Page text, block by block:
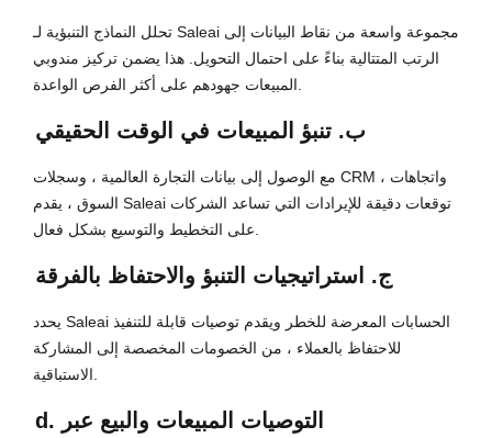
تحلل النماذج التنبؤية لـ Saleai مجموعة واسعة من نقاط البيانات إلى
الرتب المتتالية بناءً على احتمال التحويل. هذا يضمن تركيز مندوبي
المبيعات جهودهم على أكثر الفرص الواعدة.
ب. تنبؤ المبيعات في الوقت الحقيقي
مع الوصول إلى بيانات التجارة العالمية ، وسجلات CRM ، واتجاهات
السوق ، يقدم Saleai توقعات دقيقة للإيرادات التي تساعد الشركات
على التخطيط والتوسيع بشكل فعال.
ج. استراتيجيات التنبؤ والاحتفاظ بالفرقة
يحدد Saleai الحسابات المعرضة للخطر ويقدم توصيات قابلة للتنفيذ
للاحتفاظ بالعملاء ، من الخصومات المخصصة إلى المشاركة
الاستباقية.
d. التوصيات المبيعات والبيع عبر